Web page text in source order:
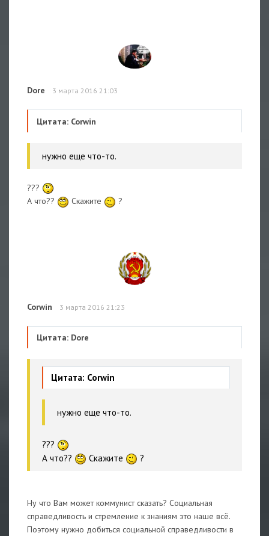
Dore 3 марта 2016 21:03
Цитата: Corwin
нужно еще что-то.
???
А что??
Скажите ?
Corwin 3 марта 2016 21:23
Цитата: Dore
Цитата: Corwin
нужно еще что-то.
???
А что??
Скажите ?
Ну что Вам может коммунист сказать? Социальная
справедливость и стремление к знаниям это наше всё.
Поэтому нужно добиться социальной справедливости в